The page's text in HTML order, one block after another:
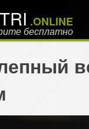
.ONLINE
бесплатно